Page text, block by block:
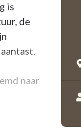
is
de
naar